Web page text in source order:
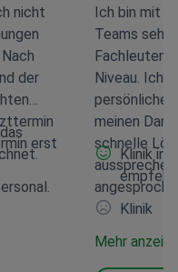
nicht
der
erst
Ich bin mit
Teams sehr
Fachleuten,
Niveau. Ich
meinen
schnelle
Klinik in
Klinik
Mehr